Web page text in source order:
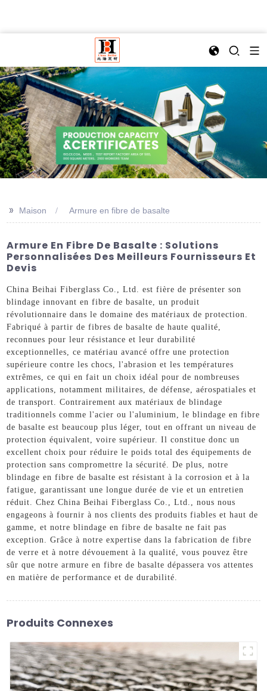
>> Maison Armure en fibre de basalte
Armure En Fibre De Basalte : Solutions
Personnalisées Des Meilleurs Fournisseurs Et
Devis
China Beihai Fiberglass Co., Ltd. est fière de présenter son
blindage innovant en fibre de basalte, un produit
révolutionnaire dans le domaine des matériaux de protection.
Fabriqué à partir de fibres de basalte de haute qualité,
reconnues pour leur résistance et leur durabilité
exceptionnelles, ce matériau avancé offre une protection
supérieure contre les chocs, l'abrasion et les températures
extrêmes, ce qui en fait un choix idéal pour de nombreuses
applications, notamment militaires, de défense, aérospatiales et
de transport. Contrairement aux matériaux de blindage
traditionnels comme l'acier ou l'aluminium, le blindage en fibre
de basalte est beaucoup plus léger, tout en offrant un niveau de
protection équivalent, voire supérieur. Il constitue donc un
excellent choix pour réduire le poids total des équipements de
protection sans compromettre la sécurité. De plus, notre
blindage en fibre de basalte est résistant à la corrosion et à la
fatigue, garantissant une longue durée de vie et un entretien
réduit. Chez China Beihai Fiberglass Co., Ltd., nous nous
engageons à fournir à nos clients des produits fiables et haut de
gamme, et notre blindage en fibre de basalte ne fait pas
exception. Grâce à notre expertise dans la fabrication de fibre
de verre et à notre dévouement à la qualité, vous pouvez être
sûr que notre armure en fibre de basalte dépassera vos attentes
en matière de performance et de durabilité.
Produits Connexes